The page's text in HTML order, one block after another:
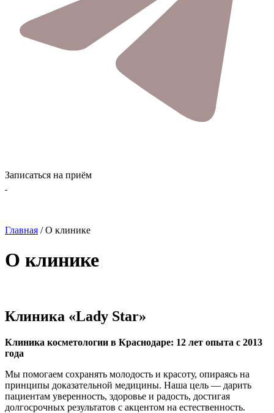
Записаться на приём
Главная /О клинике
О клинике
Клиника «Lady Star»
Клиника косметологии в Краснодаре: 12 лет опыта с 2013
года
Мы помогаем сохранять молодость и красоту, опираясь на
принципы доказательной медицины. Наша цель — дарить
пациентам уверенность, здоровье и радость, достигая
долгосрочных результатов с акцентом на естественность.